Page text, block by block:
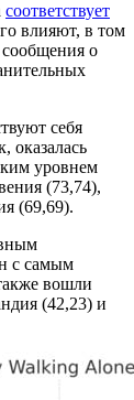
соответствует
влияют, в том
сообщения о
себя
оказалась
уровнем
(73,74),
(69,69).
с самым
вошли
(42,23) и